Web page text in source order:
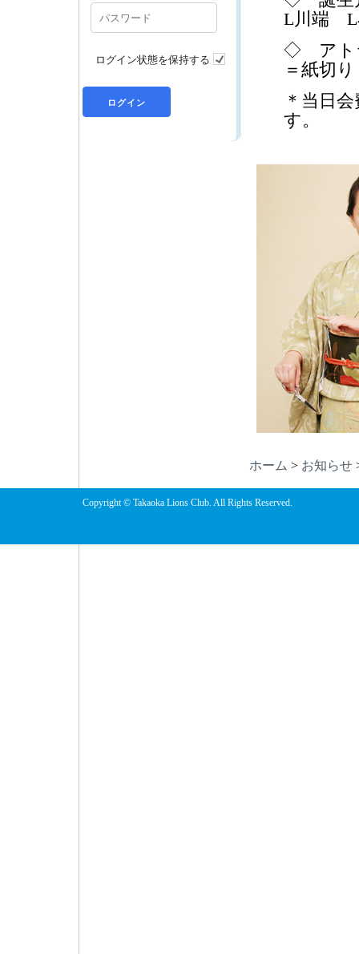
L川端
◇ アト
＝紙切
＊当日
す。
ホーム > お知らせ
ログイン状態を保持する
Copyright © Takaoka Lions Club. All Rights Reserved.